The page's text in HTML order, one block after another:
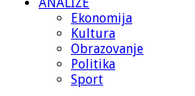
Ekonomija
Kultura
Obrazovanje
Politika
Sport